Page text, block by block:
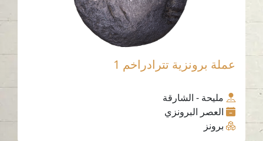
عملة برونزية تترادراخم 1
مليحة - الشارقة
العصر البرونزي
برونز